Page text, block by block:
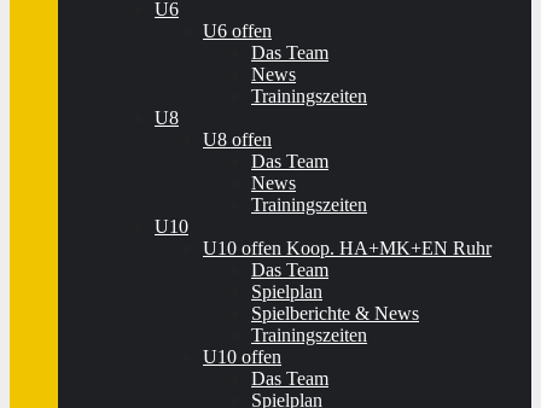
U6
U6 offen
Das Team
News
Trainingszeiten
U8
U8 offen
Das Team
News
Trainingszeiten
U10
U10 offen Koop. HA+MK+EN Ruhr
Das Team
Spielplan
Spielberichte & News
Trainingszeiten
U10 offen
Das Team
Spielplan